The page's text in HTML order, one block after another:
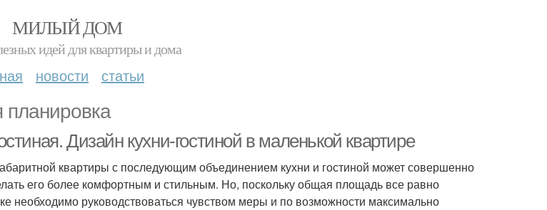
МИЛЫЙ ДОМ
идей для квартиры и дома
новости статьи
планировка
Дизайн кухни-гостиной в маленькой квартире
квартиры с последующим объединением кухни и гостиной может совершенно
его более комфортным и стильным. Но, поскольку общая площадь все равно
необходимо руководствоваться чувством меры и по возможности максимально